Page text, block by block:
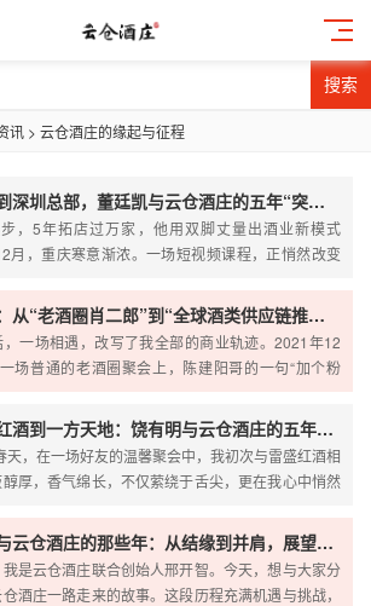
搜索
讯 > 云仓酒庄的缘起与征程
从山城到深圳总部，董廷凯与云仓酒庄的五年“突围战”
，5年拓店过万家，他用双脚丈量出酒业新模式
月，重庆寒意渐浓。一场短视频课程，正悄然改变
肖皓文：从“老酒圈肖二郎”到“全球酒类供应链推手”，我如何在云仓酒庄实现完美跨界
，一场相遇，改写了我全部的商业轨迹。2021年12
场普通的老酒圈聚会上，陈建阳哥的一句“加个粉
随意，却成为我人生的关键转折点。那时的
从一杯红酒到一方天地：饶有明与云仓酒庄的五年共行路
天，在一场好友的温馨聚会中，我初次与雷盛红酒相
厚，香气绵长，不仅萦绕于舌尖，更在我心中悄然
邢开智与云仓酒庄的那些年：从结缘到并肩，展望未来
是云仓酒庄联合创始人邢开智。今天，想与大家分
酒庄一路走来的故事。这段历程充满机遇与挑战，